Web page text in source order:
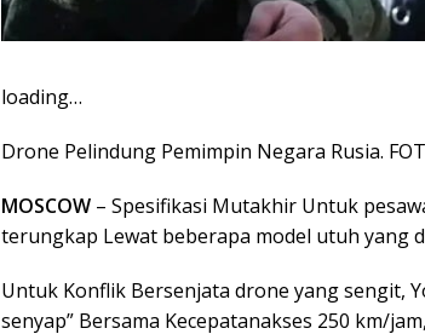
loading…
Drone Pelindung Pemimpin Negara Rusia.
MOSCOW – Spesifikasi Mutakhir Untuk
terungkap Lewat beberapa model utuh yang
Untuk Konflik Bersenjata drone yang sengit,
senyap” Bersama Kecepatanakses 250 km/